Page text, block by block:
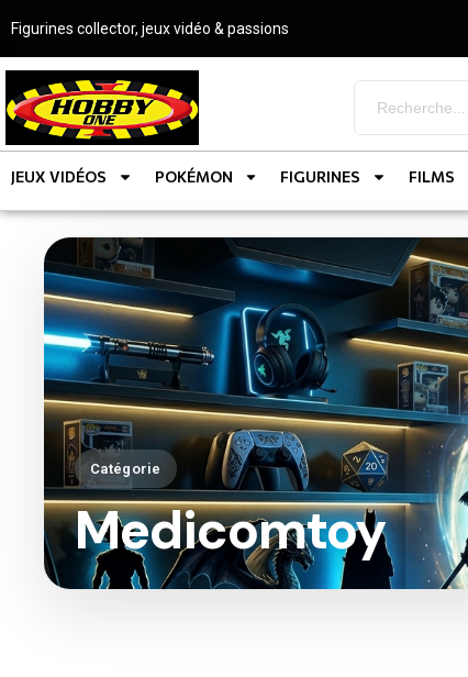
Figurines collector, jeux vidéo & passions
JEUX VIDÉOS POKÉMON FIGURINES FILMS
Catégorie
Medicomtoy